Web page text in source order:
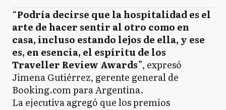
“Podría decirse que la hospitalidad es el
arte de hacer sentir al otro como en
casa, incluso estando lejos de ella, y ese
es, en esencia, el espíritu de los
Traveller Review Awards”, expresó
Jimena Gutiérrez, gerente general de
Booking.com para Argentina.
La ejecutiva agregó que los premios